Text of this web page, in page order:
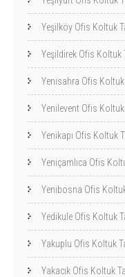
Yeşilköy Ofis Koltuk
Yeşildirek Ofis Koltuk
Yenisahra Ofis
Yenilevent Ofis
Yenikapı Ofis Koltuk
Yeniçamlıca Ofis
Yenibosna Ofis
Yedikule Ofis Koltuk
Yakuplu Ofis Koltuk
Yakacık Ofis Koltuk